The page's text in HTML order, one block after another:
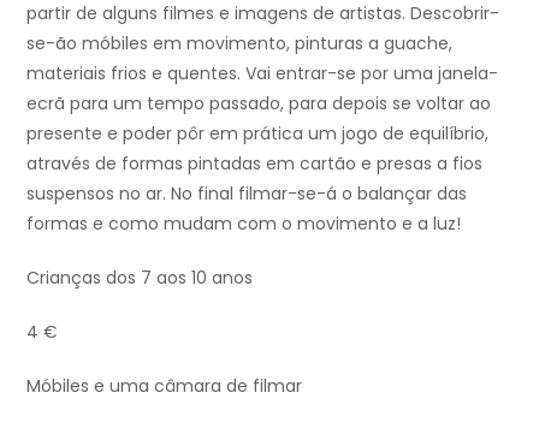
partir de alguns filmes e imagens de artistas. Descobrir-
se-ão móbiles em movimento, pinturas a guache,
materiais frios e quentes. Vai entrar-se por uma janela-
ecrã para um tempo passado, para depois se voltar ao
presente e poder pôr em prática um jogo de equilíbrio,
através de formas pintadas em cartão e presas a fios
suspensos no ar. No final filmar-se-á o balançar das
formas e como mudam com o movimento e a luz!
Crianças dos 7 aos 10 anos
4 €
Móbiles e uma câmara de filmar